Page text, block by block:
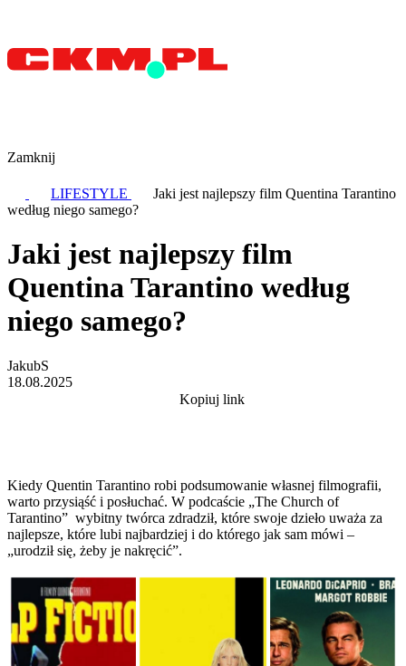
Zamknij
LIFESTYLE
Jaki jest najlepszy film Quentina Tarantino
według niego samego?
Jaki jest najlepszy film
Quentina Tarantino według
niego samego?
JakubS
18.08.2025
Kopiuj link
Kiedy Quentin Tarantino robi podsumowanie własnej filmografii,
warto przysiąść i posłuchać. W podcaście „The Church of
Tarantino” wybitny twórca zdradził, które swoje dzieło uważa za
najlepsze, które lubi najbardziej i do którego jak sam mówi –
„urodził się, żeby je nakręcić”.